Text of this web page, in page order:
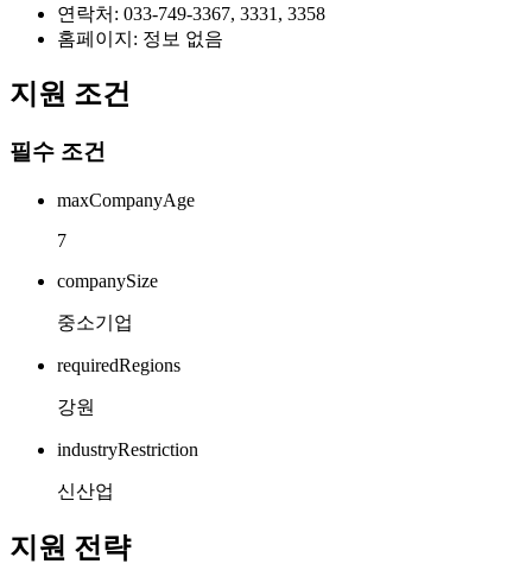
연락처: 033-749-3367, 3331, 3358
홈페이지: 정보 없음
지원 조건
필수 조건
maxCompanyAge
7
companySize
중소기업
requiredRegions
강원
industryRestriction
신산업
지원 전략